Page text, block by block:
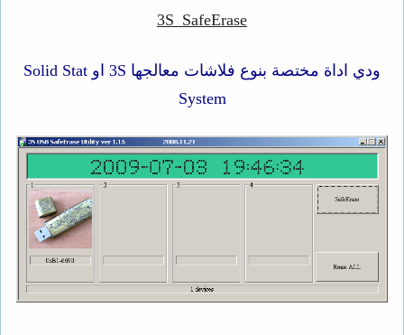
3S_SafeErase
ودي اداة مختصة بنوع فلاشات معالجها 3S او Solid Stat
System